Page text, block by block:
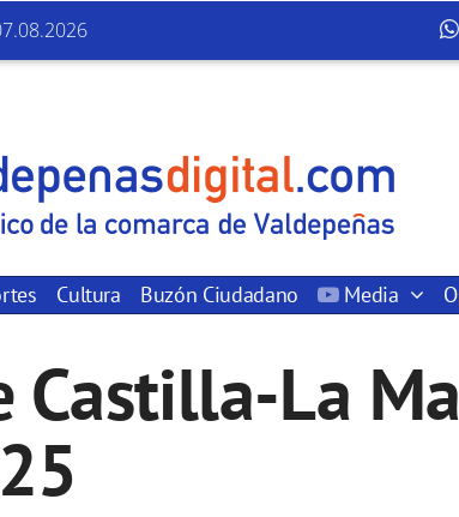
Cultura Buzón Ciudadano Media
Castilla-La